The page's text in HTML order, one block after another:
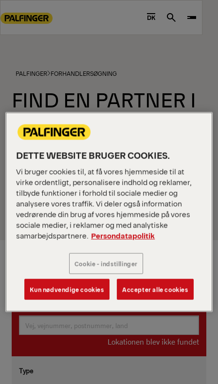
to
footer
DK Search
PALFINGER FORHANDLERSØGNING
FIND EN PARTNER I
NÆRHEDEN AF DIG
Vores omfattende netværk af certificerede
forhandlere er klar til at hjælpe dig med at finde det
perfekte produkt. Indtast blot din placering for at se
en liste over forhandlere i nærheden, sammen med
deres kontaktoplysninger og rutevejledning.
DETTE WEBSITE BRUGER COOKIES.
Vi bruger cookies til, at få vores hjemmeside til at
virke ordentligt, personalisere indhold og reklamer,
tilbyde funktioner i forhold til sociale medier og
analysere vores traffik. Vi deler også information
vedrørende din brug af vores hjemmeside på vores
sociale medier, i reklamer og med analytiske
samarbejdspartnere. Persondatapolitik
Cookie - indstillinger
Kun nødvendige cookies Accepter alle cookies